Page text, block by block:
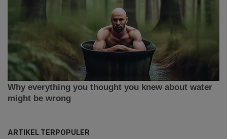
ARTIKEL TERPOPULER